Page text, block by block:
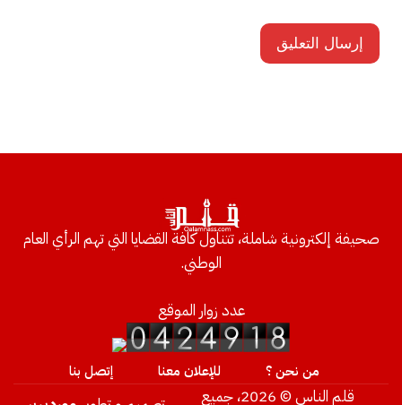
صحيفة إلكترونية شاملة، تتناول كافة القضايا التي تهم الرأي العام
الوطني.
عدد زوار الموقع
من نحن ؟ للإعلان معنا إتصل بنا
قلم الناس © 2026، جميع